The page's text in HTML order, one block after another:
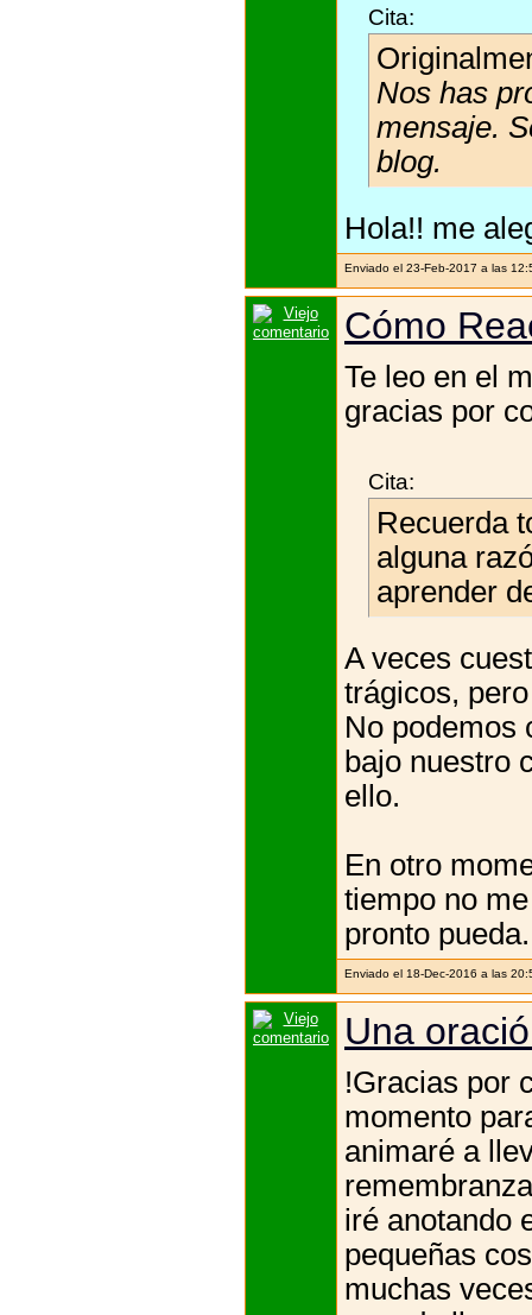
Cita:
Nos has
mensaje.
blog.
Hola!! me
Enviado el 23-Feb-2017 a las
Cómo
Te leo en el
gracias por
Cita:
Recuerda
alguna
aprender
A veces
trágicos,
No podemos
bajo nuestro
ello.
En otro
tiempo no
pronto pueda.
Enviado el 18-Dec-2016 a las
Una
!Gracias por
momento
animaré a
iré anotando
pequeñas
muchas